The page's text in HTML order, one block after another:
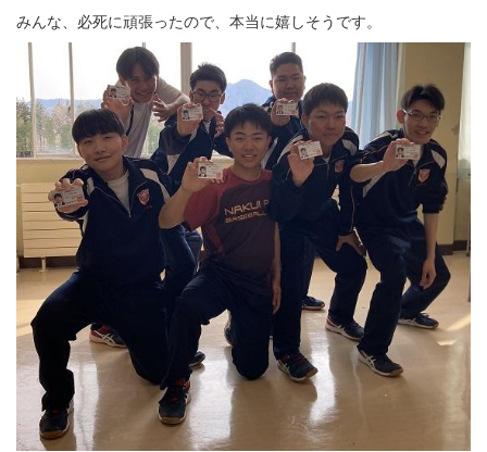
みんな、必死に頑張ったので、本当に嬉しそうです。